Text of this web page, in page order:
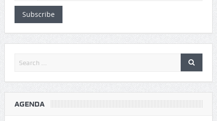
Subscribe
AGENDA